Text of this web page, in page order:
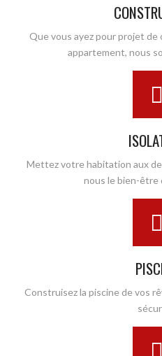
Que vous ayez pour projet
appartement, nous
Mettez votre habitation aux
nous le bien-être
Construisez la piscine de vos